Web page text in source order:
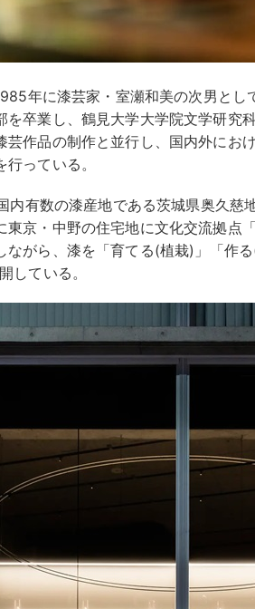
年に漆芸家・室瀬和美の次男とし
を卒業し、鶴見大学大学院文学研究
芸作品の制作と並行し、国内外にお
っている。
内有数の漆産地である茨城県奥久慈
東京・中野の住宅地に文化交流拠点
ながら、漆を「育てる(植栽)」「作
している。